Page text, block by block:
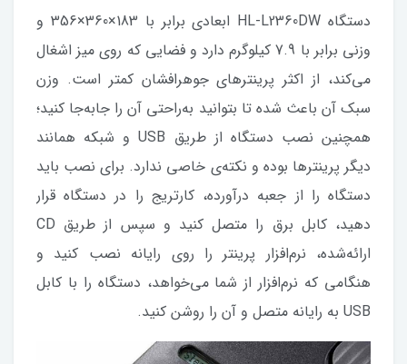
دستگاه HL-L2360DW ابعادی برابر با 183×360×356 و
وزنی برابر با 7.9 کیلوگرم دارد و فضایی که روی میز اشغال
می‌کند، از اکثر پرینترهای جوهرافشان کمتر است. وزن
سبک آن باعث شده تا بتوانید به‌راحتی آن را جابه‌جا کنید؛
همچنین نصب دستگاه از طریق USB و شبکه همانند
دیگر پرینترها بوده و نکته‌ی خاصی ندارد. برای نصب باید
دستگاه را از جعبه درآورده، کارتریج را در دستگاه قرار
دهید، کابل برق را متصل کنید و سپس از طریق CD
ارائه‌شده، نرم‌افزار پرینتر را روی رایانه نصب کنید و
هنگامی که نرم‌افزار از شما می‌خواهد، دستگاه را با کابل
USB به رایانه متصل و آن را روشن کنید.